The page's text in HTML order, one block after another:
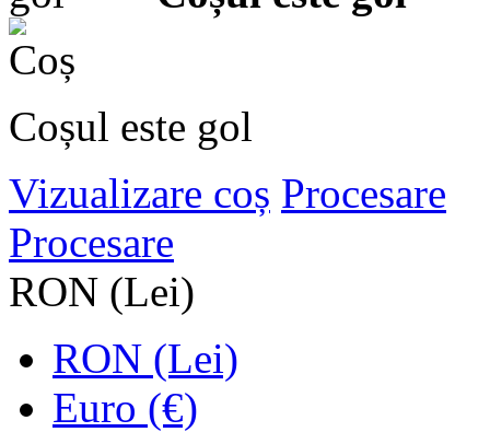
Coșul este gol
Vizualizare coș Procesare
Procesare
RON (Lei)
RON (Lei)
Euro (€)